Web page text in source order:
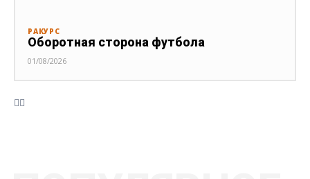
РАКУРС
Оборотная сторона футбола
01/08/2026